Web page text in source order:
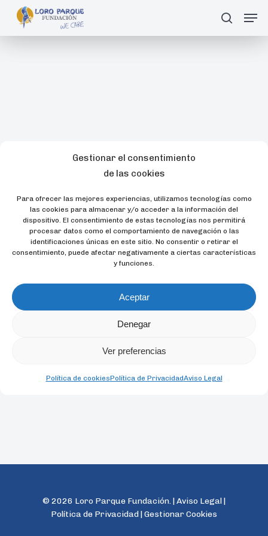
Gestionar el consentimiento
de las cookies
Para ofrecer las mejores experiencias, utilizamos tecnologías como
las cookies para almacenar y/o acceder a la información del
dispositivo. El consentimiento de estas tecnologías nos permitirá
procesar datos como el comportamiento de navegación o las
identificaciones únicas en este sitio. No consentir o retirar el
consentimiento, puede afectar negativamente a ciertas características
y funciones.
Aceptar
Denegar
Ver preferencias
Política de cookiesPolítica de PrivacidadAviso Legal
main
search
Buscar
© 2026 Loro Parque Fundación. |Aviso Legal|
Política de Privacidad|Gestionar Cookies